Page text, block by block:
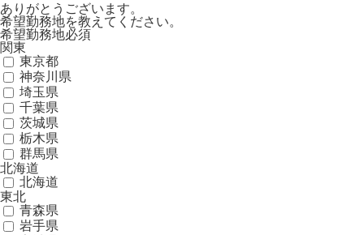
ありがとうございます。
希望勤務地を教えてください。
希望勤務地必須
関東
東京都
神奈川県
埼玉県
千葉県
茨城県
栃木県
群馬県
北海道
北海道
東北
青森県
岩手県